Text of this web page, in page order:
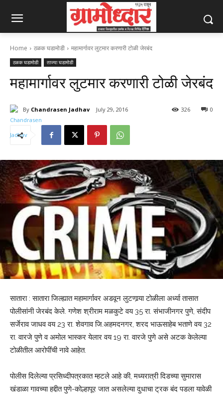
Home ठळक घडामोडी महामार्गावर लुटमार करणारी टोळी जेरबंद
ठळक घडामोडी ताज्या घडामोडी
महामार्गावर लुटमार करणारी टोळी जेरबंद
By Chandrasen Jadhav July 29, 2016 0
326
सातारा : सातारा जिल्ह्यात महामार्गावर अडवून लुटणार्‍या टोळीला अर्ध्या तासात
पोलीसांनी जेरबंद केले. गणेश श्रीराम मळकुटे वय 35 रा. संभाजीनगर पुणे, संदीप
सर्जेराव जाधव वय 23 रा. शेवगाव जि.अहमदनगर, शरद भाऊसाहेब भताणे वय 32
रा. वारजे पुणे व अमोल भास्कर येलार वय 19 रा. वारजे पुणे असे अटक केलेल्या
टोळीतील आरोपींची नावे आहेत.
पोलीस दिलेल्या प्रसिध्दीपत्रकात म्हटले आहे की, मध्यरात्री दिडच्या सुमारास
खंडाळा गावच्या हद्दीत पुणे-कोल्हापूर जात असलेल्या दुधाचा ट्रक बंद पडला यावेळी